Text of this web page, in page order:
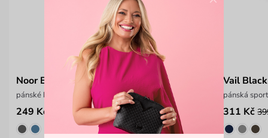
Noor Black
pánské boxerky
249 Kč
Vail Black
pánská
311 Kč